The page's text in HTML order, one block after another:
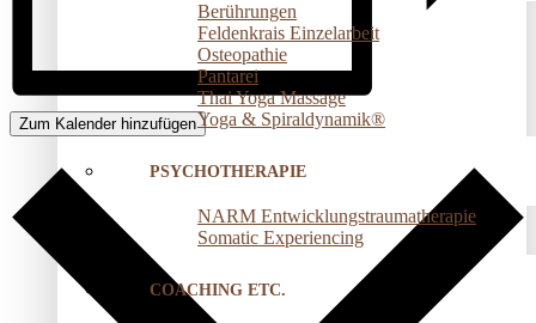
Berührungen
Feldenkrais Einzelarbeit
Osteopathie
Pantarei
Thai Yoga Massage
Yoga & Spiraldynamik®
PSYCHOTHERAPIE
NARM Entwicklungstraumatherapie
Somatic Experiencing
COACHING ETC.
Zum Kalender hinzufügen